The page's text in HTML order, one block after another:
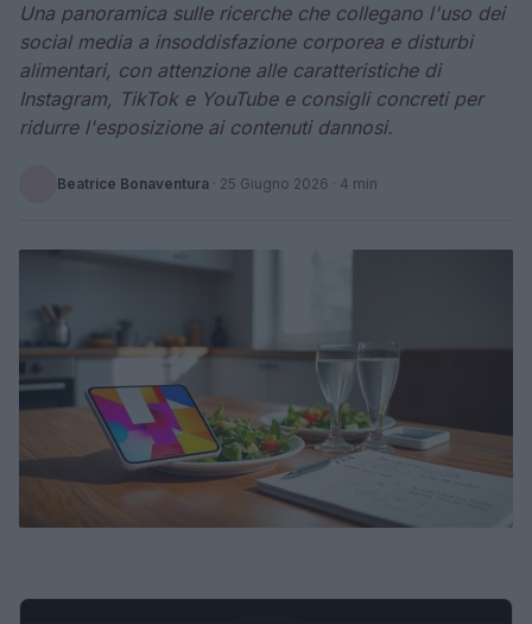
Una panoramica sulle ricerche che collegano l'uso dei
social media a insoddisfazione corporea e disturbi
alimentari, con attenzione alle caratteristiche di
Instagram, TikTok e YouTube e consigli concreti per
ridurre l'esposizione ai contenuti dannosi.
Beatrice Bonaventura · 25 Giugno 2026 · 4 min